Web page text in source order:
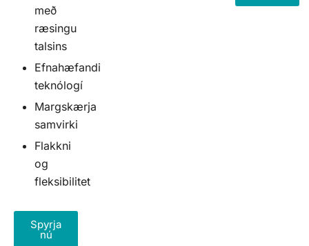
með
ræsingu
talsins
Efnahæfandi
teknólogí
Margskærja
samvirki
Flakkni
og
fleksibilitet
Spyrja
nú